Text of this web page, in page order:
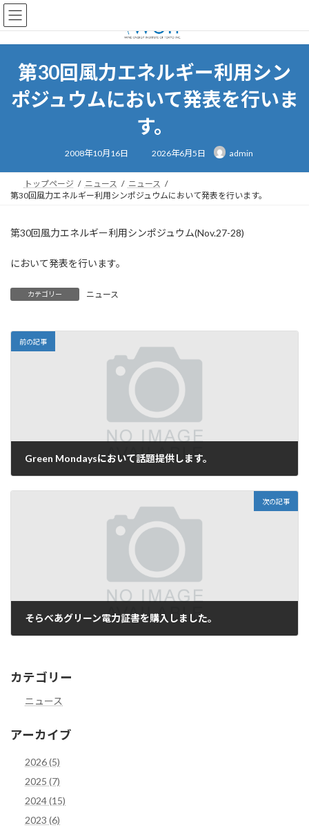
コ
ン
テ
ン
ナ
ビ
ゲ
ー
第30回風力エネルギー利用シン
ポジュウムにおいて発表を行いま
す。
2008年10月16日
終
新
日
時
:
2026年6月5日 admin
トップページ ニュース
ニュース
第30回風力エネルギー利用シンポジュウムにおいて発表を行います。
第30回風力エネルギー利用シンポジュウム(Nov.27-28)
において発表を行います。
カテゴリー ニュース
前の記事
Green Mondaysにおいて話題提供します。
次の記事
そらべあグリーン電力証書を購入しました。
カテゴリー
ニュース
アーカイブ
2026 (5)
2025 (7)
2024 (15)
2023 (6)